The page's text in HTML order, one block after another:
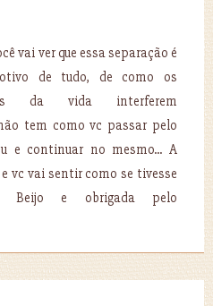
vai ver que essa separação é
de tudo, de como os
da vida interferem
tem como vc passar pelo
e continuar no mesmo... A
vc vai sentir como se tivesse
Beijo e obrigada pelo